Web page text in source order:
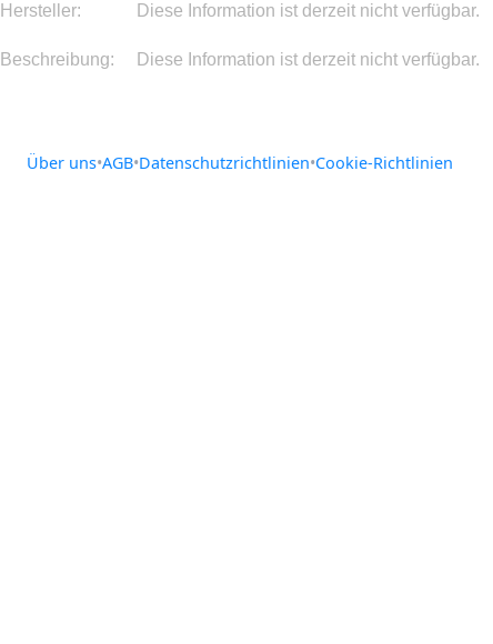
Hersteller: Diese Information ist derzeit nicht verfügbar.
Beschreibung: Diese Information ist derzeit nicht verfügbar.
Über uns•AGB•Datenschutzrichtlinien•Cookie-Richtlinien